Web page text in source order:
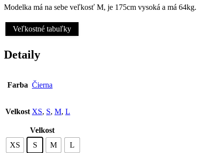
Modelka má na sebe veľkosť M, je 175cm vysoká a má 64kg.
Veľkostné tabuľky
Detaily
Farba Čierna
Velkost XS, S, M, L
Velkost
XS
S M
L